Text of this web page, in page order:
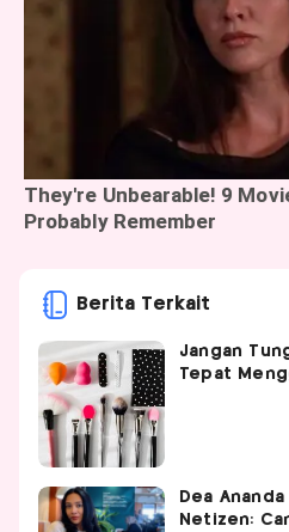
Berita Terkait
Jangan
Tepat
Dea
Netizen: